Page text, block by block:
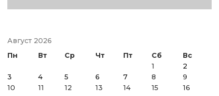
Август 2026
Пн
Вт Ср Чт Пт Сб
Вс
1
2
3
4 5 6 7 8
9
10
11 12 13 14 15
16